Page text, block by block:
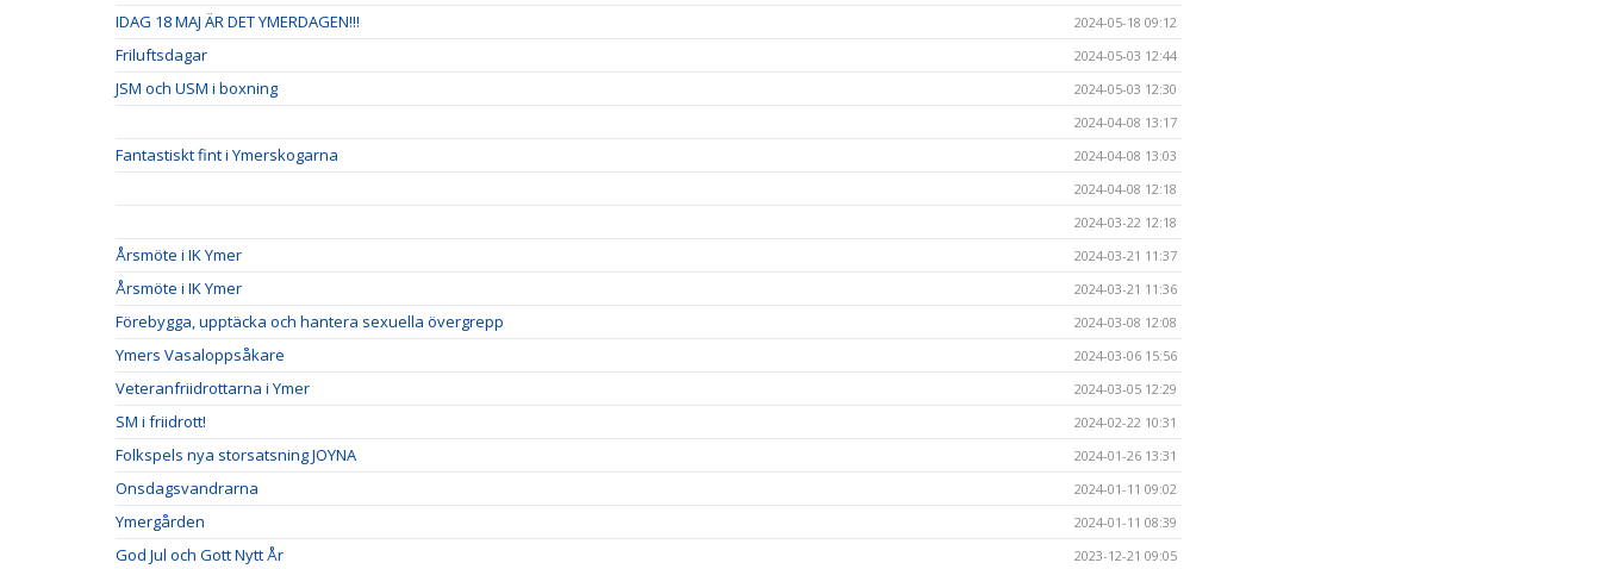
IDAG 18 MAJ ÄR DET YMERDAGEN!!! 2024-05-18 09:12
Friluftsdagar 2024-05-03 12:44
JSM och USM i boxning
2024-05-03 12:30
2024-04-08 13:17
Fantastiskt fint i Ymerskogarna
2024-04-08 13:03
2024-04-08 12:18
2024-03-22 12:18
Årsmöte i IK Ymer 2024-03-21 11:37
Årsmöte i IK Ymer 2024-03-21 11:36
Förebygga, upptäcka och hantera sexuella övergrepp 2024-03-08 12:08
Ymers Vasaloppsåkare 2024-03-06 15:56
Veteranfriidrottarna i Ymer 2024-03-05 12:29
SM i friidrott! 2024-02-22 10:31
Folkspels nya storsatsning JOYNA 2024-01-26 13:31
Onsdagsvandrarna 2024-01-11 09:02
Ymergården 2024-01-11 08:39
God Jul och Gott Nytt År 2023-12-21 09:05